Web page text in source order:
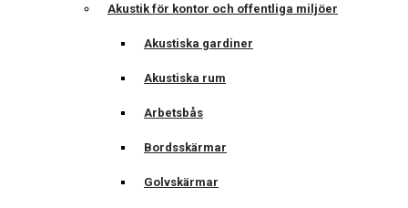
Akustik för kontor och offentliga miljöer
Akustiska gardiner
Akustiska rum
Arbetsbås
Bordsskärmar
Golvskärmar